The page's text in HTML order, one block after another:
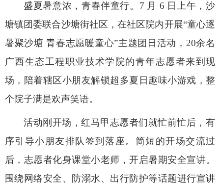
盛夏暑意浓，青春伴童行。7 月 6 日上午，沙
塘镇团委联合沙塘街社区，在社区院内开展“童心逐
暑聚沙塘 青春志愿暖童心”主题团日活动，20余名
广西生态工程职业技术学院的青年志愿者来到现
场，陪着辖区小朋友解锁超多夏日趣味小游戏，整
个院子满是欢声笑语。
活动刚开场，红马甲志愿者们就忙前忙后，有
序引导小朋友排队签到落座。简短的开场交流过
后，志愿者化身课堂小老师，开启暑期安全宣讲。
围绕网络安全、防溺水、出行防护等话题进行宣讲